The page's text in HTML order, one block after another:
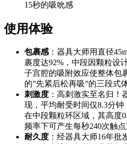
15秒的吸吮感
使用体验
包裹感 ：器具大师用直径
裹度达92%，中段因颗粒设
子宫腔的吸附效应使整体包
的”先紧后松再吸”的三段式
刺激度 ：高刺激实至名归！
现，平均耐受时间仅8.3分钟
在中段颗粒环区域，其高度
频率下可产生每秒240次触
耐久度 ：经器具大师16年